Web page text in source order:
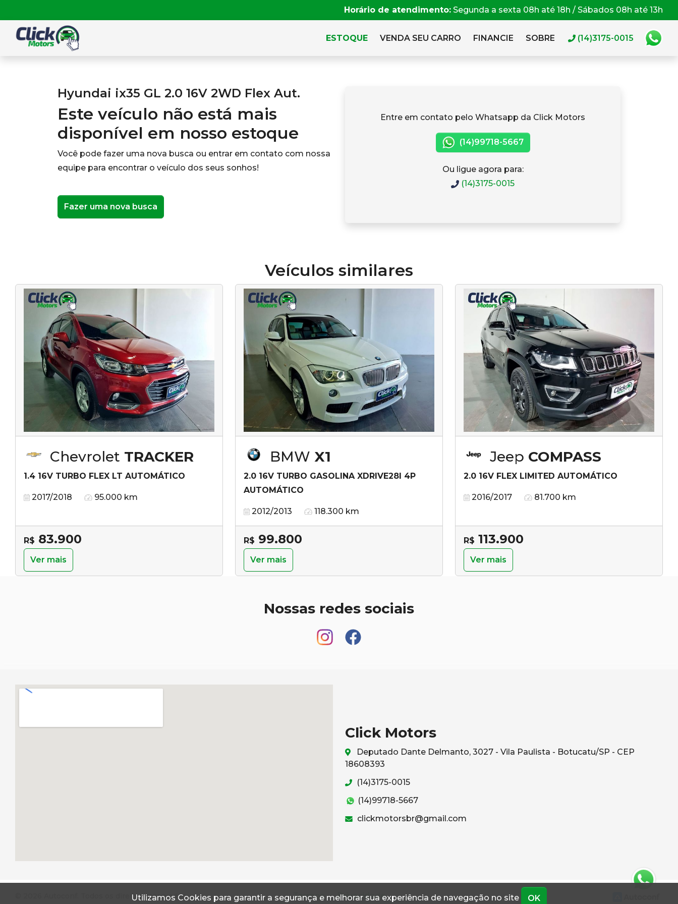
Utilizamos Cookies para garantir a segurança e melhorar sua experiência de navegação no site OK
Horário de atendimento: Segunda a sexta 08h até 18h / Sábados 08h até 13h
ESTOQUE VENDA SEU CARRO FINANCIE SOBRE (14)3175-0015
Hyundai ix35 GL 2.0 16V 2WD Flex Aut.
Este veículo não está mais
disponível em nosso estoque
Você pode fazer uma nova busca ou entrar em contato com nossa
equipe para encontrar o veículo dos seus sonhos!
Fazer uma nova busca
Entre em contato pelo Whatsapp da Click Motors
(14)99718-5667
Ou ligue agora para:
(14)3175-0015
Veículos similares
Chevrolet TRACKER
1.4 16V TURBO FLEX LT AUTOMÁTICO
2017/2018 95.000 km
R$ 83.900
Ver mais
BMW X1
2.0 16V TURBO GASOLINA XDRIVE28I 4P
AUTOMÁTICO
2012/2013 118.300 km
R$ 99.800
Ver mais
Jeep COMPASS
2.0 16V FLEX LIMITED AUTOMÁTICO
2016/2017 81.700 km
R$ 113.900
Ver mais
Nossas redes sociais
Click Motors
Deputado Dante Delmanto, 3027 - Vila Paulista - Botucatu/SP - CEP
18608393
(14)3175-0015
(14)99718-5667
clickmotorsbr@gmail.com
© 2026 Autoconf. Todos os direitos reservados. Termos Privacidade